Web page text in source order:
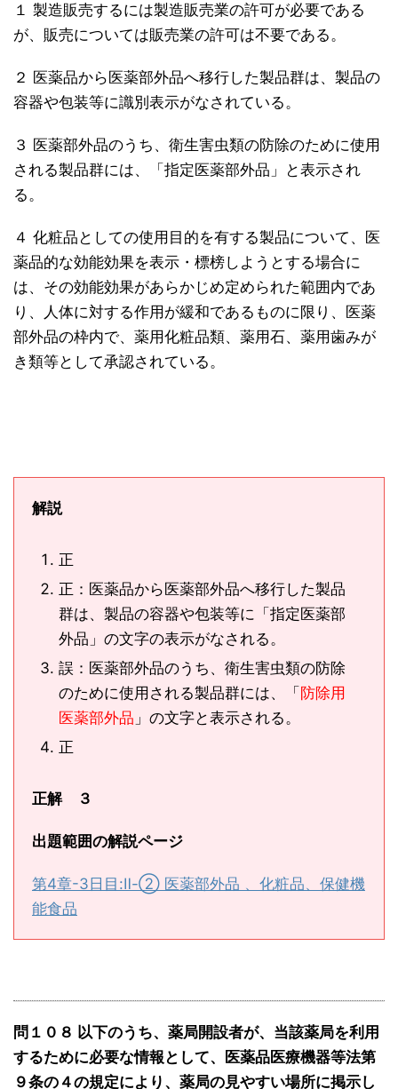
１ 製造販売するには製造販売業の許可が必要である
が、販売については販売業の許可は不要である。
２ 医薬品から医薬部外品へ移行した製品群は、製品の
容器や包装等に識別表示がなされている。
３ 医薬部外品のうち、衛生害虫類の防除のために使用
される製品群には、「指定医薬部外品」と表示され
る。
４ 化粧品としての使用目的を有する製品について、医
薬品的な効能効果を表示・標榜しようとする場合に
は、その効能効果があらかじめ定められた範囲内であ
り、人体に対する作用が緩和であるものに限り、医薬
部外品の枠内で、薬用化粧品類、薬用石、薬用歯みが
き類等として承認されている。
解説
正
正：医薬品から医薬部外品へ移行した製品
群は、製品の容器や包装等に「指定医薬部
外品」の文字の表示がなされる。
誤：医薬部外品のうち、衛生害虫類の防除
のために使用される製品群には、「 防除用
医薬部外品 」の文字と表示される。
正
正解 ３
出題範囲の解説ページ
第4章-3日目:Ⅱ-② 医薬部外品 、化粧品、保健機
能食品
問１０８ 以下のうち、薬局開設者が、当該薬局を利用
するために必要な情報として、医薬品医療機器等法第
９条の４の規定により、薬局の見やすい場所に掲示し